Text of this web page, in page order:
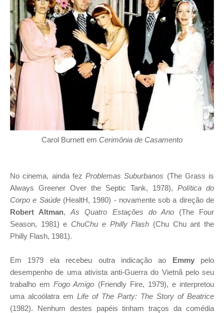
Carol Burnett em Cerimônia de Casamento
No cinema, ainda fez Problemas Suburbanos (The Grass is
Always Greener Over the Septic Tank, 1978), Política do
Corpo e Saúde(HealtH, 1980) - novamente sob a direção de
Robert Altman,As Quatro Estações do Ano(The Four
Season, 1981) e ChuChu e Philly Flash (Chu Chu ant the
Philly Flash, 1981).
Em 1979 ela recebeu outra indicação ao Emmypelo
desempenho de uma ativista anti-Guerra do Vietnã pelo seu
trabalho emFogo Amigo (Friendly Fire, 1979), e interpretou
uma alcoólatra em Life of The Party: The Story of Beatrice
(1982). Nenhum destes papéis tinham traços da comédia